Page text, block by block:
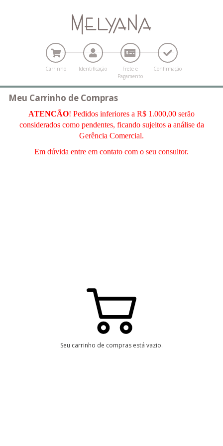
Carrinho Identificação
Frete e
Pagamento
Confirmação
Meu Carrinho de Compras
ATENCÃO! Pedidos inferiores a R$ 1.000,00 serão
considerados como pendentes, ficando sujeitos a análise da
Gerência Comercial.
Em dúvida entre em contato com o seu consultor.
Seu carrinho de compras está vazio.